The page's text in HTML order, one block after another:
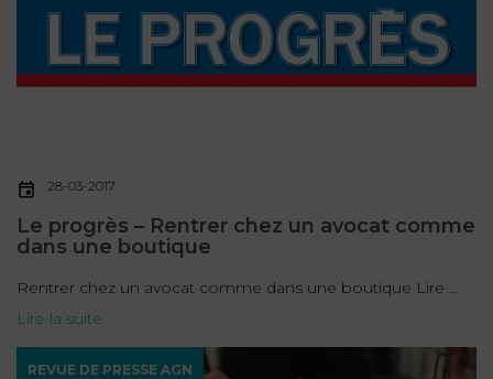
28-03-2017
Le progrès – Rentrer chez un avocat comme
dans une boutique
Rentrer chez un avocat comme dans une boutique Lire ...
Lire la suite
REVUE DE PRESSE AGN